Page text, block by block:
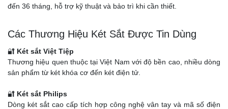
đến 36 tháng, hỗ trợ kỹ thuật và bảo trì khi cần thiết.
Các Thương Hiệu Két Sắt Được Tin Dùng
🔐 Két sắt Việt Tiệp
Thương hiệu quen thuộc tại Việt Nam với độ bền cao, nhiều dòng
sản phẩm từ két khóa cơ đến két điện tử.
🔐 Két sắt Philips
Dòng két sắt cao cấp tích hợp công nghệ vân tay và mã số điện